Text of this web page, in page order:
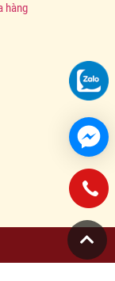
hàng